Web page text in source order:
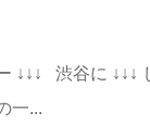
↓↓↓ 渋谷に ↓↓↓
一...